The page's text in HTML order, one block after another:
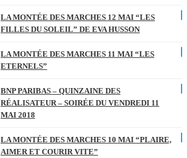
LA MONTÉE DES MARCHES 12 MAI “LES
FILLES DU SOLEIL” DE EVA HUSSON
LA MONTÉE DES MARCHES 11 MAI “LES
ETERNELS”
BNP PARIBAS – QUINZAINE DES
RÉALISATEUR – SOIRÉE DU VENDREDI 11
MAI 2018
LA MONTÉE DES MARCHES 10 MAI “PLAIRE,
AIMER ET COURIR VITE”